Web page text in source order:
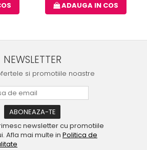
ADAUGA IN COS
NEWSLETTER
si promotiile noastre
newsletter cu promotiile
Afla mai multe in Politica de